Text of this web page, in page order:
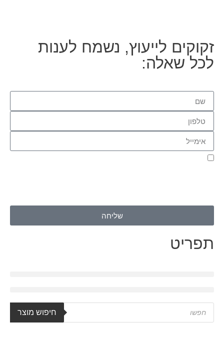
זקוקים לייעוץ, נשמח לענות
לכל שאלה:
שליחה
תפריט
חיפוש מוצר